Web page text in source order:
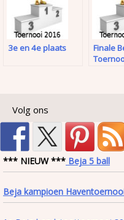
3e en 4e plaats
Finale
Volg ons
*** NIEUW *** Beja 5 ball
Beja kampioen